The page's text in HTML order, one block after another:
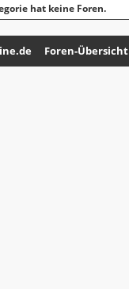
hat keine Foren.
Foren-Übersicht